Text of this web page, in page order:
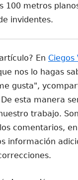
100 metros
invidentes.
En Ciegos
nos lo hagas
gusta",
esta manera
trabajo.
comentarios,
información